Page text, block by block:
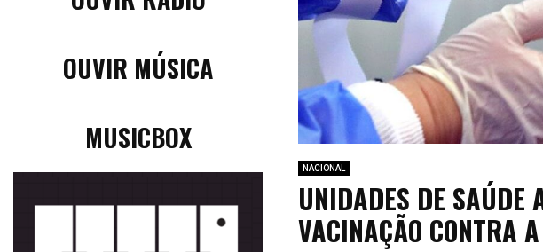
NACIONAL
UNIDADES DE SAÚDE
VACINAÇÃO CONTRA
OUVIR MÚSICA
MUSICBOX